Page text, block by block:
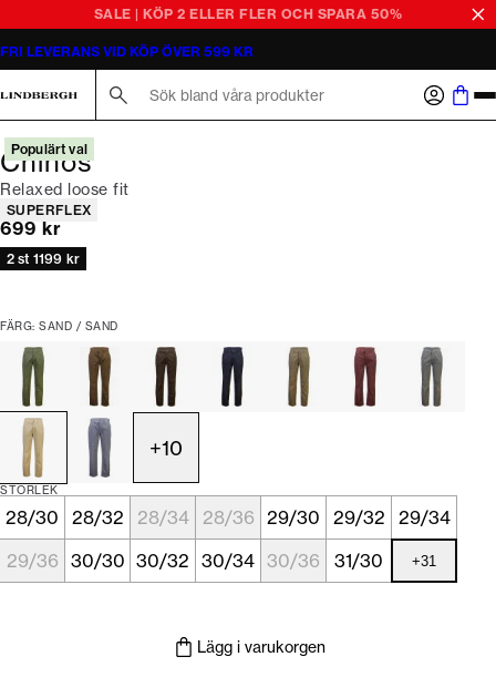
SALE | KÖP 2 ELLER FLER OCH SPARA 50%
FRI LEVERANS VID KÖP ÖVER 599 KR
Populärt val
Chinos
Relaxed loose fit
Produktattribut
SUPERFLEX
Nuvarande pris
699 kr
2 st 1199 kr
FÄRG: SAND / SAND
+10
STORLEK
28/30 28/32 28/34 28/36 29/30 29/32
29/34
29/36 30/30 30/32 30/34 30/36 31/30 +31
Lägg i varukorgen